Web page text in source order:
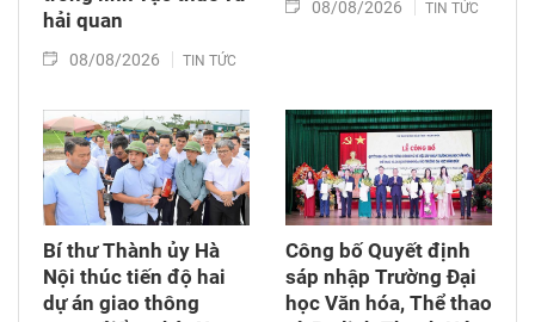
hải quan
08/08/2026 TIN TỨC
08/08/2026 TIN TỨC
Bí thư Thành ủy Hà
Nội thúc tiến độ hai
dự án giao thông
Công bố Quyết định
sáp nhập Trường Đại
học Văn hóa, Thể thao